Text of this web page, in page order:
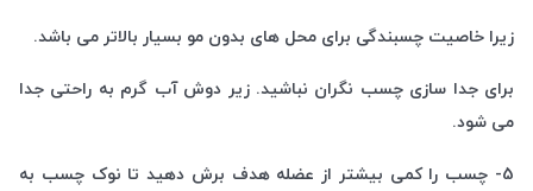
زیرا خاصیت چسبندگی برای محل های بدون مو بسیار بالاتر می باشد.
برای جدا سازی چسب نگران نباشید. زیر دوش آب گرم به راحتی جدا
می شود.
5- چسب را کمی بیشتر از عضله هدف برش دهید تا نوک چسب به